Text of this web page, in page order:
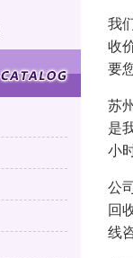
我
收
要
苏
是
小
公
回
线